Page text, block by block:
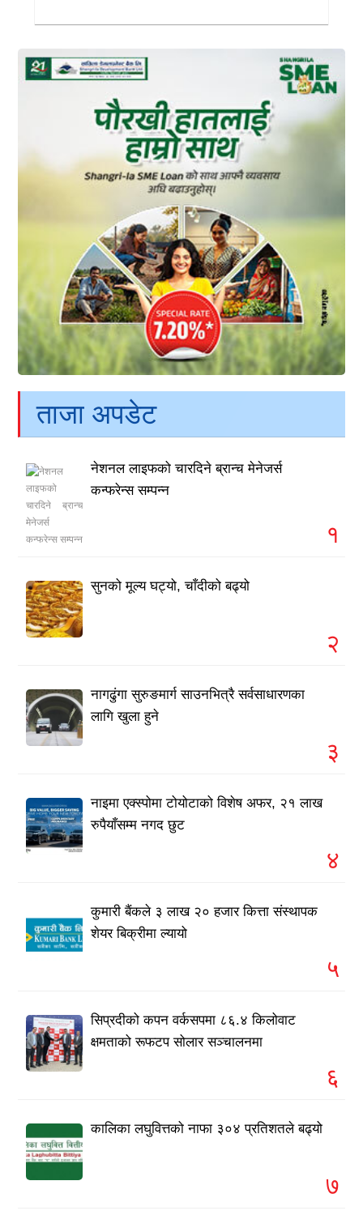
ताजा अपडेट
नेशनल लाइफको चारदिने ब्रान्च मेनेजर्स
कन्फरेन्स सम्पन्न
१
सुनको मूल्य घट्यो, चाँदीको बढ्यो
२
नागढुंगा सुरुङमार्ग साउनभित्रै सर्वसाधारणका
लागि खुला हुने
३
नाइमा एक्स्पोमा टोयोटाको विशेष अफर, २१ लाख
रुपैयाँसम्म नगद छुट
४
कुमारी बैंकले ३ लाख २० हजार कित्ता संस्थापक
शेयर बिक्रीमा ल्यायो
५
सिप्रदीको कपन वर्कसपमा ८६.४ किलोवाट
क्षमताको रूफटप सोलार सञ्चालनमा
६
कालिका लघुवित्तको नाफा ३०४ प्रतिशतले बढ्यो
७